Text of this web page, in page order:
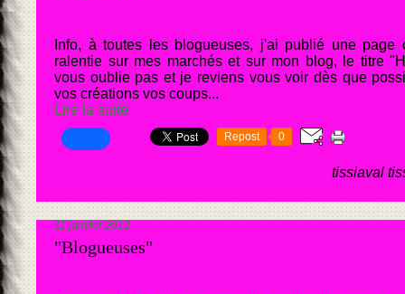
Info, à toutes les blogueuses, j'ai publié une page
ralentie sur mes marchés et sur mon blog, le titre
vous oublie pas et je reviens vous voir dès que
vos créations vos coups...
Lire la suite
Repost 0
tissiaval
11 janvier 2012
"Blogueuses"